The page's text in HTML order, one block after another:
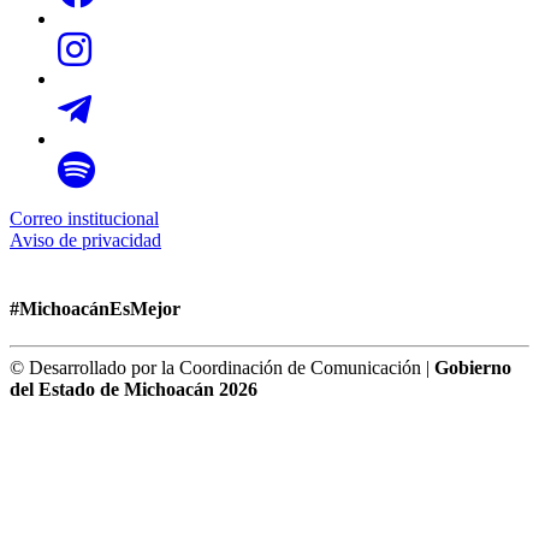
Correo institucional
Aviso de privacidad
#MichoacánEsMejor
© Desarrollado por la Coordinación de Comunicación | Gobierno
del Estado de Michoacán 2026